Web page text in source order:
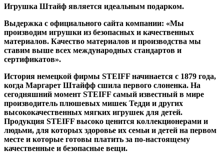
Игрушка Штайф является идеальным подарком.
Выдержка с официального сайта компании: «Мы
производим игрушки из безопасных и качественных
материалов. Качество материалов и производства мы
ставим выше всех международных стандартов и
сертификатов».
История немецкой фирмы STEIFF начинается с 1879 года,
когда Маргарет Штайфф сшила первого слоненка. На
сегодняшний момент STEIFF самый известный в мире
производитель плюшевых мишек Тедди и других
высококачественных мягких игрушек для детей.
Продукция STEIFF высоко ценится коллекционерами и
людьми, для которых здоровье их семьи и детей на первом
месте и которые готовы платить за по-настоящему
качественные и безопасные вещи.